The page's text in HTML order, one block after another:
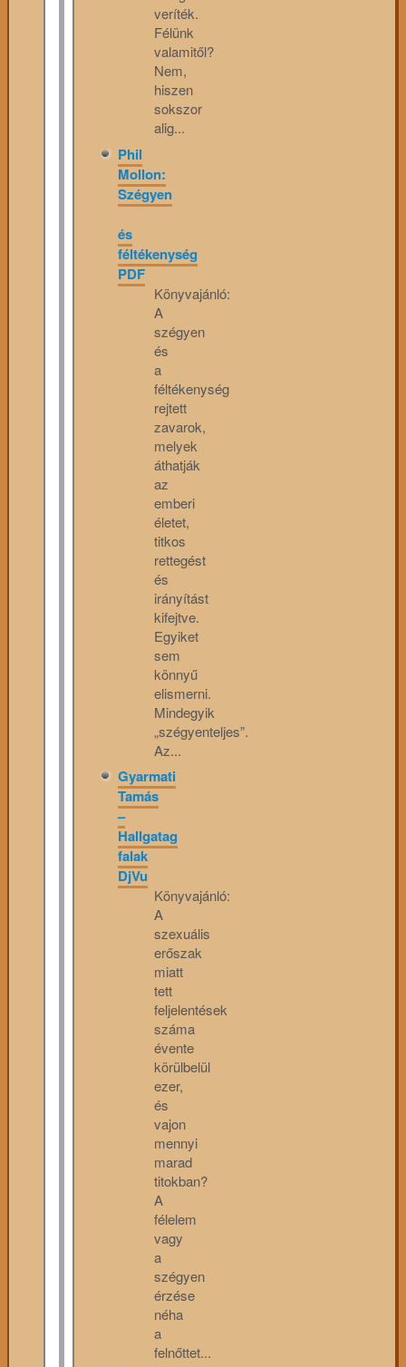
veríték.
Félünk
valamitől?
Nem,
hiszen
sokszor
alig...
Phil
Mollon:
Szégyen
és
féltékenység
PDF
Könyvajánló:
A
szégyen
és
a
féltékenység
rejtett
zavarok,
melyek
áthatják
az
emberi
életet,
titkos
rettegést
és
irányítást
kifejtve.
Egyiket
sem
könnyű
elismerni.
Mindegyik
„szégyenteljes”.
Az...
Gyarmati
Tamás
–
Hallgatag
falak
DjVu
Könyvajánló:
A
szexuális
erőszak
miatt
tett
feljelentések
száma
évente
körülbelül
ezer,
és
vajon
mennyi
marad
titokban?
A
félelem
vagy
a
szégyen
érzése
néha
a
felnőttet...